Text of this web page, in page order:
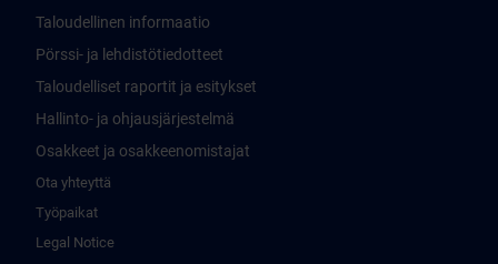
Taloudellinen informaatio
Pörssi- ja lehdistötiedotteet
Taloudelliset raportit ja esitykset
Hallinto- ja ohjausjärjestelmä
Osakkeet ja osakkeenomistajat
Ota yhteyttä
Työpaikat
Legal Notice